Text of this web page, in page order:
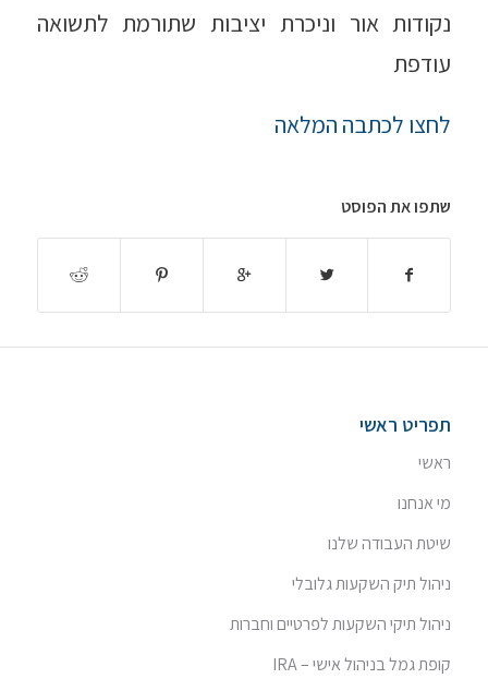
נקודות אור וניכרת יציבות שתורמת לתשואה
עודפת
לחצו לכתבה המלאה
שתפו את הפוסט
תפריט ראשי
ראשי
מי אנחנו
שיטת העבודה שלנו
ניהול תיק השקעות גלובלי
ניהול תיקי השקעות לפרטיים וחברות
קופת גמל בניהול אישי – IRA